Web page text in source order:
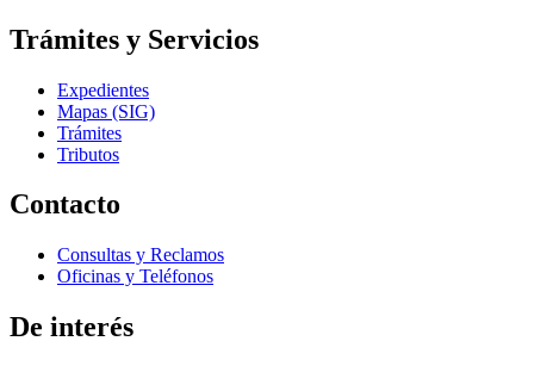
Trámites y Servicios
Expedientes
Mapas (SIG)
Trámites
Tributos
Contacto
Consultas y Reclamos
Oficinas y Teléfonos
De interés